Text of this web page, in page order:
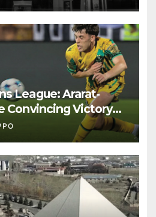
League: Ararat-
Convincing Victory
2-0